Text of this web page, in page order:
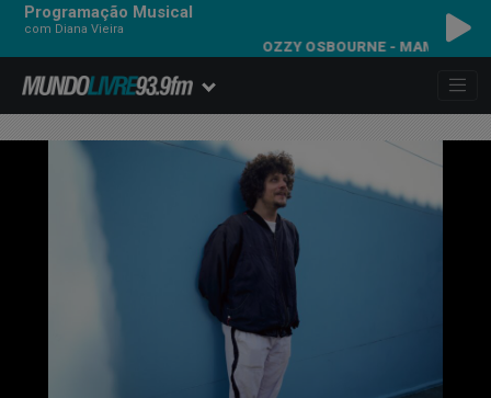
Programação Musical
com Diana Vieira
OZZY OSBOURNE - MAMA, I'M